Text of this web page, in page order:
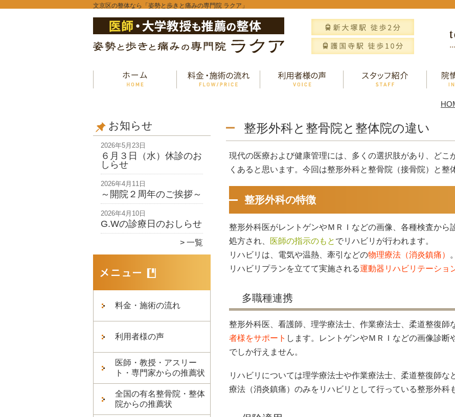
文京区の整体なら「姿勢と歩きと痛みの専門院 ラクア」
お知らせ
2026年5月23日
６月３日（水）休診のお
しらせ
2026年4月11日
～開院２周年のご挨拶～
2026年4月10日
G.Wの診療日のおしらせ
一覧
料金・施術の流れ
利用者様の声
医師・教授・アスリー
ト・専門家からの推薦状
全国の有名整骨院・整体
院からの推薦状
整形外科と整骨院と整体院の違い
現代の医療および健康管理には、多くの選択肢があり、どこ
くあると思います。今回は整形外科と整骨院（接骨院）と整
整形外科の特徴
整形外科医がレントゲンやＭＲＩなどの画像、各種検査から
処方され、
医師の指示のもと でリハビリが行われます。
リハビリは、電気や温熱、牽引などの物理療法（消炎鎮痛）
リハビリプランを立てて実施される運動器リハビリテーショ
多職種連携
整形外科医、看護師、理学療法士、作業療法士、柔道整復師
者様をサポート します。レントゲンやＭＲＩなどの画像診
でしか行えません。
リハビリについては理学療法士や作業療法士、柔道整復師な
療法（消炎鎮痛）のみをリハビリとして行っている整形外科